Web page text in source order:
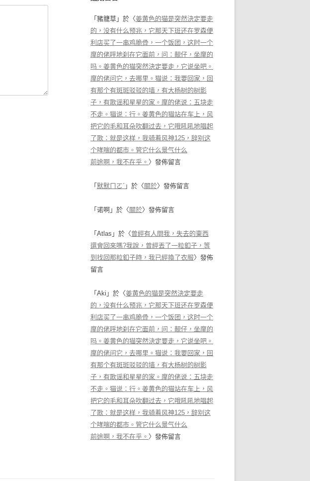
「 豬籠草 」於〈姜黄色的猫是突然決定要走
的，没有什么预兆，它那天下班还在罗森便
利店买了一串鸡脆骨，一个饭团，这时一个
摩的佬呼地刹在它面前，问：靓仔，坐摩的
吗。姜黄色的猫突然決定要走，它说坐吧。
摩的佬问它，去哪里。猫说：我要回家，回
有那个有斑斑驳驳的墙，有大杨树的树影
子，有歌谣和星星的家。摩的佬说：五块走
不走。猫说：行。姜黄色的猫站在车上，风
把它的毛和耳朵吹翻过去，它哦吼吼地唱起
了歌：就是这样，我骑着风神125，辞别这
个哮喘的都市。管它什么景气什么
前途啊，我不在乎。 〉發佈留言
「 默默ㄇㄛˋ 」於〈 關於〉發佈留言
「 诺啊 」於〈 關於〉發佈留言
「 Atlas 」於〈曾經有人問我，失去的東西
還會回來嗎?我說，曾經丟了一粒釦子，等
到找回那粒釦子時，我已經換了衣服〉發佈
留言
「 Aki 」於〈姜黄色的猫是突然決定要走
的，没有什么预兆，它那天下班还在罗森便
利店买了一串鸡脆骨，一个饭团，这时一个
摩的佬呼地刹在它面前，问：靓仔，坐摩的
吗。姜黄色的猫突然決定要走，它说坐吧。
摩的佬问它，去哪里。猫说：我要回家，回
有那个有斑斑驳驳的墙，有大杨树的树影
子，有歌谣和星星的家。摩的佬说：五块走
不走。猫说：行。姜黄色的猫站在车上，风
把它的毛和耳朵吹翻过去，它哦吼吼地唱起
了歌：就是这样，我骑着风神125，辞别这
个哮喘的都市。管它什么景气什么
前途啊，我不在乎。 〉發佈留言